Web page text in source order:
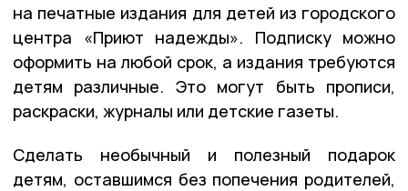
на печатные издания для детей из городского
центра «Приют надежды». Подписку можно
оформить на любой срок, а издания требуются
детям различные. Это могут быть прописи,
раскраски, журналы или детские газеты.
Сделать необычный и полезный подарок
детям, оставшимся без попечения родителей,